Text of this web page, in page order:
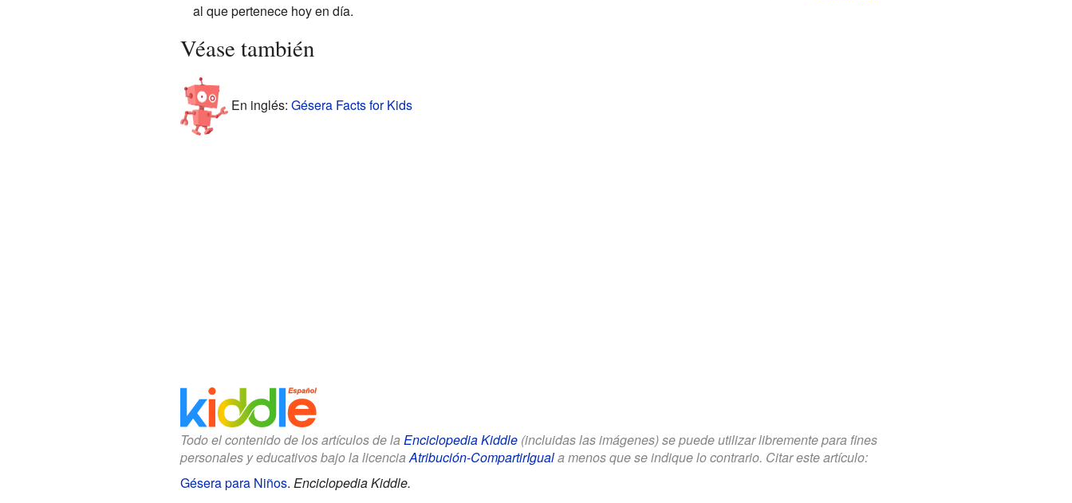
al que pertenece hoy en día.
Véase también
En inglés: Gésera Facts for Kids
Todo el contenido de los artículos de la Enciclopedia Kiddle(incluidas las imágenes) se puede utilizar libremente para fines
personales y educativos bajo la licenciaAtribución-CompartirIguala menos que se indique lo contrario. Citar este artículo:
Gésera para Niños. Enciclopedia Kiddle.